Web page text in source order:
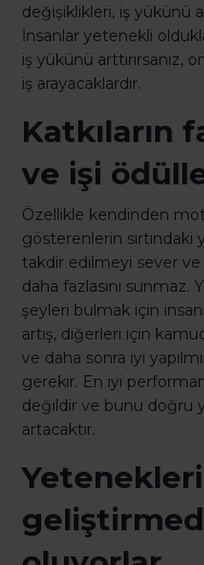
değişiklikleri, iş yükünü
İnsanlar yetenekli
iş yükünü arttırırsanız,
iş arayacaklardır.
Katkıların
ve işi
Özellikle kendinden
gösterenlerin
takdir edilmeyi sever
daha fazlasını
şeyleri bulmak için
artış, diğerleri için
ve daha sonra iyi
gerekir. En iyi
değildir ve bunu doğru
artacaktır.